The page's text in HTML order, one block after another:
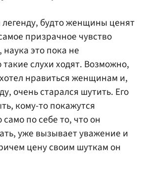
будто женщины ценят
призрачное чувство
это пока не
слухи ходят. Возможно,
нравиться женщинам и,
очень старался шутить. Его
кому-то покажутся
по себе то, что он
уже вызывает уважение и
цену своим шуткам он